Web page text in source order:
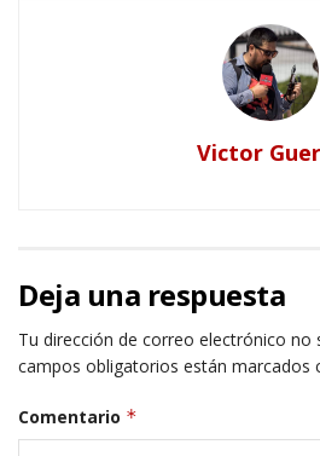
Victor
Deja una respuesta
Tu dirección de correo electrónico no
campos obligatorios están marcados
Comentario *